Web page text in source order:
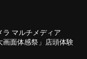
ラ マルチメディア
画面体感祭」店頭体験